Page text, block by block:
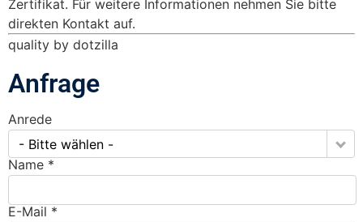
Zertifikat. Für weitere Informationen nehmen Sie bitte
direkten Kontakt auf.
quality by dotzilla
Anfrage
Anrede
- Bitte wählen -
Name *
E-Mail *